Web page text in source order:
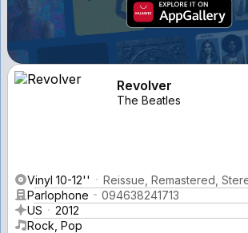
Revolver
The Beatles
Vinyl 10-12''
Reissue, Remastered,
Parlophone
094638241713
US
2012
Rock, Pop